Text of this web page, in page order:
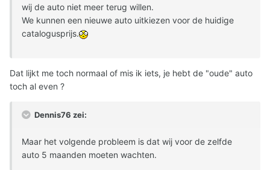
wij de auto niet meer terug willen.
We kunnen een nieuwe auto uitkiezen voor de huidige
catalogusprijs.
Dat lijkt me toch normaal of mis ik iets, je hebt de "oude" auto
toch al even ?
Dennis76 zei:
Maar het volgende probleem is dat wij voor de zelfde
auto 5 maanden moeten wachten.